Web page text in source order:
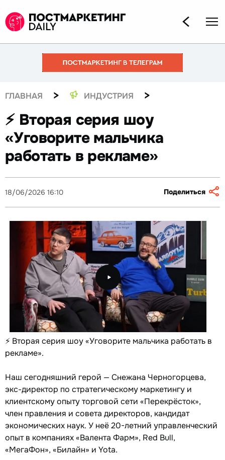
ГЛАВНАЯ > ИНДУСТРИЯ >
⚡️ Вторая серия шоу
«Уговорите мальчика
работать в рекламе»
18/06/2026 16:10 Поделиться
⚡️ Вторая серия шоу «Уговорите мальчика работать в
рекламе».
Наш сегодняшний герой — Снежана Черногорцева,
экс-директор по стратегическому маркетингу и
клиентскому опыту торговой сети «Перекрёсток»,
член правления и совета директоров, кандидат
экономических наук. У неё 20-летний управленческий
опыт в компаниях «Валента Фарм», Red Bull,
«МегаФон», «Билайн» и Yota.